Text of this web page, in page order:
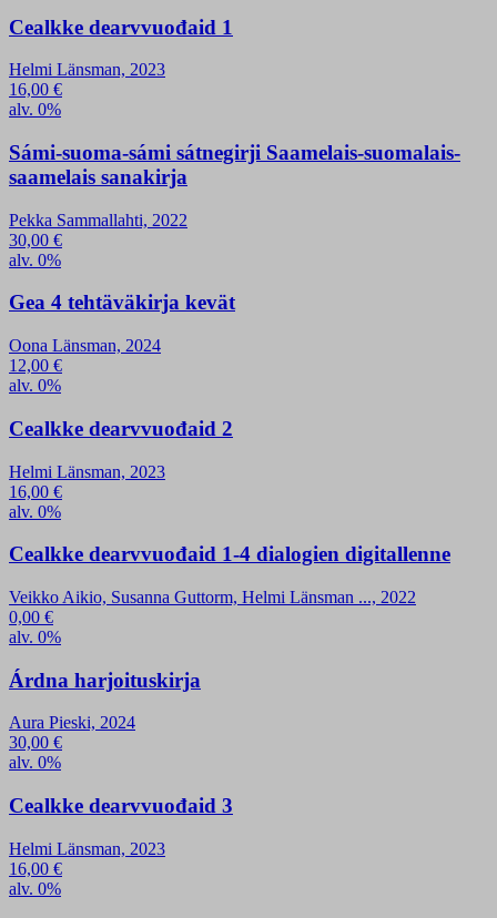
Cealkke dearvvuođaid 1
Helmi Länsman, 2023
16,00 €
alv. 0%
Sámi-suoma-sámi sátnegirji Saamelais-suomalais-
saamelais sanakirja
Pekka Sammallahti, 2022
30,00 €
alv. 0%
Gea 4 tehtäväkirja kevät
Oona Länsman, 2024
12,00 €
alv. 0%
Cealkke dearvvuođaid 2
Helmi Länsman, 2023
16,00 €
alv. 0%
Cealkke dearvvuođaid 1-4 dialogien digitallenne
Veikko Aikio, Susanna Guttorm, Helmi Länsman ..., 2022
0,00 €
alv. 0%
Árdna harjoituskirja
Aura Pieski, 2024
30,00 €
alv. 0%
Cealkke dearvvuođaid 3
Helmi Länsman, 2023
16,00 €
alv. 0%